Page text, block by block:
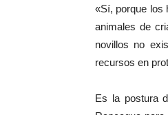
«Sí, porque los
animales de
novillos no
recursos en
Es la postura